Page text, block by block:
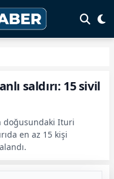
saldırı: 15 sivil
doğusundaki Ituri
en az 15 kişi